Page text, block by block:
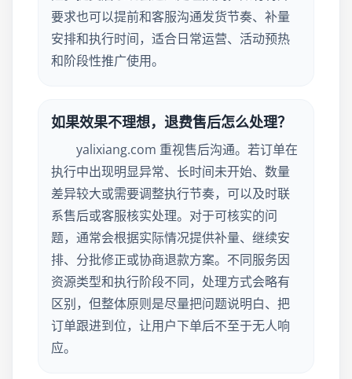
要求也可以提前和客服沟通发货节奏、补量
安排和执行时间，适合日常运营、活动预热
和阶段性推广使用。
如果效果不理想，退费售后怎么处理？
yalixiang.com 重视售后沟通。若订单在
执行中出现明显异常、长时间未开始、数量
差异较大或需要调整执行节奏，可以及时联
系售后或客服核实处理。对于可核实的问
题，通常会根据实际情况提供补量、继续安
排、分批修正或协商退款方案。不同服务因
资源类型和执行阶段不同，处理方式会略有
区别，但整体原则是尽量把问题说明白、把
订单跟进到位，让用户下单后不至于无人响
应。